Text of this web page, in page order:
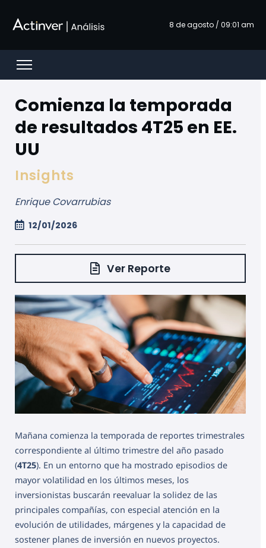
8 de agosto / 09:01 am
Open menu
Comienza la temporada
de resultados 4T25 en EE.
UU
Insights
Enrique Covarrubias
12/01/2026
Ver Reporte
Mañana comienza la temporada de reportes trimestrales
correspondiente al último trimestre del año pasado
(4T25). En un entorno que ha mostrado episodios de
mayor volatilidad en los últimos meses, los
inversionistas buscarán reevaluar la solidez de las
principales compañías, con especial atención en la
evolución de utilidades, márgenes y la capacidad de
sostener planes de inversión en nuevos proyectos.